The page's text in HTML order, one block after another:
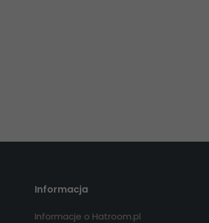
Informacja
Informacje o Hatroom.pl